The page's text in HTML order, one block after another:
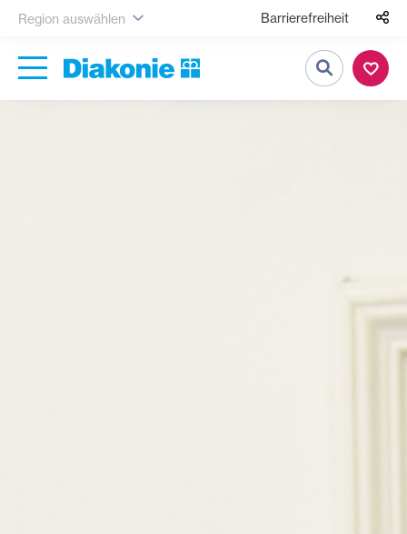
Region auswählen Barrierefreiheit
Suche